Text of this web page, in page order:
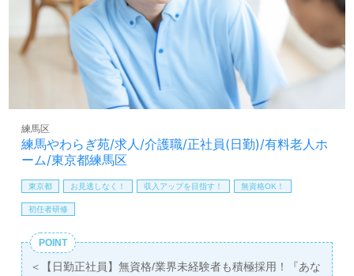
練馬やわらぎ苑/求人/介護職/正社員(日勤)/有料老人ホ
ーム/東京都練馬区
練馬区
東京都 お見逃しなく！ 収入アップを目指す！ 無資格OK！
初任者研修
POINT
＜【日勤正社員】無資格/業界未経験者も積極採用！『あな